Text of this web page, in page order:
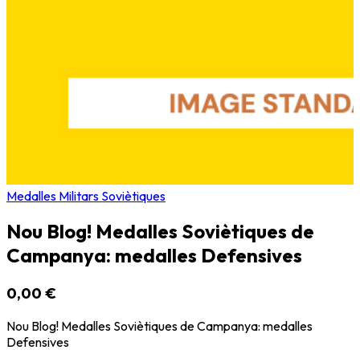
Medalles Militars Soviètiques
Nou Blog! Medalles Soviètiques de
Campanya: medalles Defensives
0,00 €
Nou Blog! Medalles Soviètiques de Campanya: medalles
Defensives